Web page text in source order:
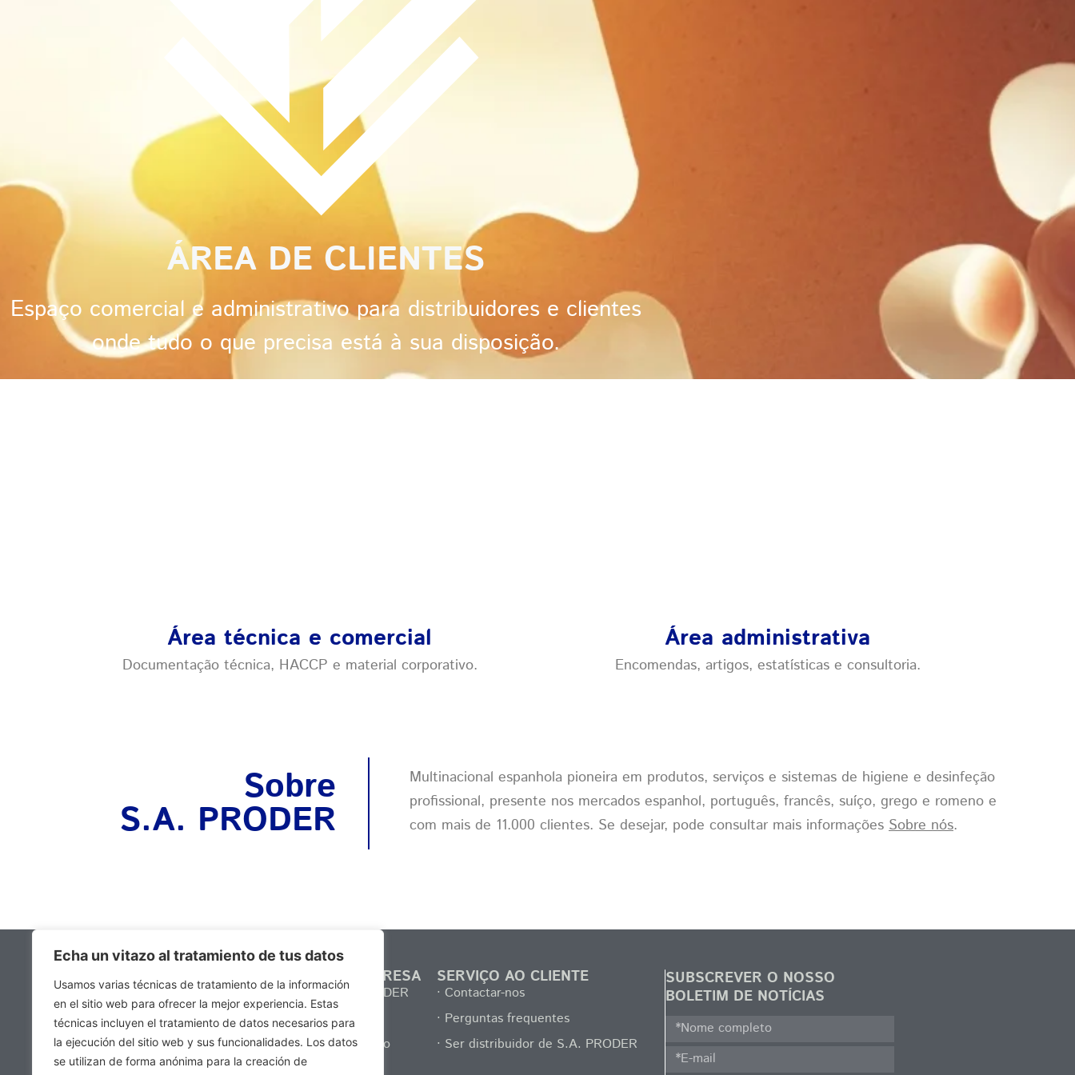
Echa un vitazo al tratamiento de tus datos
Usamos varias técnicas de tratamiento de la información
en el sitio web para ofrecer la mejor experiencia. Estas
técnicas incluyen el tratamiento de datos necesarios para
la ejecución del sitio web y sus funcionalidades. Los datos
se utilizan de forma anónima para la creación de
ÁREA DE CLIENTES​
Espaço comercial e administrativo para distribuidores e clientes
onde tudo o que precisa está à sua disposição.
Área técnica e comercial
Documentação técnica, HACCP e material corporativo.
Área administrativa
Encomendas, artigos, estatísticas e consultoria.
Sobre
S.A. PRODER
Multinacional espanhola pioneira em produtos, serviços e sistemas de higiene e desinfeção
profissional, presente nos mercados espanhol, português, francês, suíço, grego e romeno e
com mais de 11.000 clientes. Se desejar, pode consultar mais informações Sobre nós.
A NOSSA EMPRESA
· Sobre S.A. PRODER
· Serviços
· Áreas de negócio
· Catálogos
SERVIÇO AO CLIENTE
· Contactar-nos
· Perguntas frequentes
· Ser distribuidor de S.A. PRODER
SUBSCREVER O NOSSO
BOLETIM DE NOTÍCIAS